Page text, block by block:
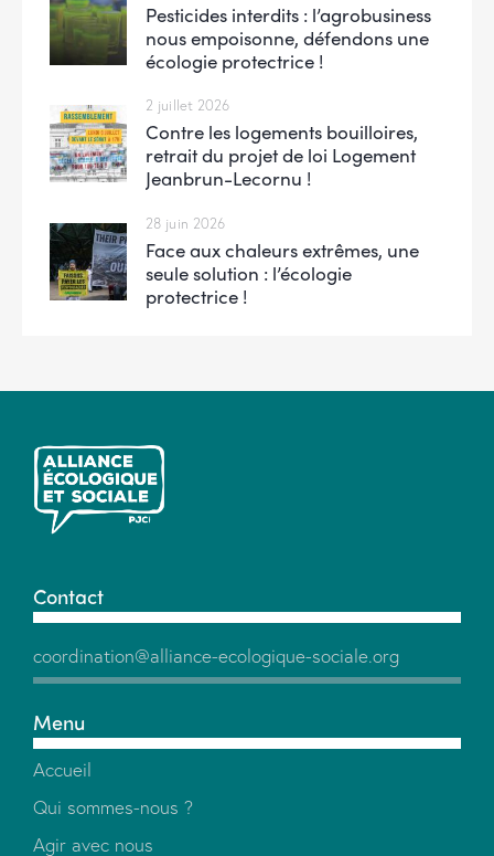
Pesticides interdits : l’agrobusiness
nous empoisonne, défendons une
écologie protectrice !
2 juillet 2026
Contre les logements bouilloires,
retrait du projet de loi Logement
Jeanbrun-Lecornu !
28 juin 2026
Face aux chaleurs extrêmes, une
seule solution : l’écologie
protectrice !
Contact
coordination@alliance-ecologique-sociale.org
Menu
Accueil
Qui sommes-nous ?
Agir avec nous